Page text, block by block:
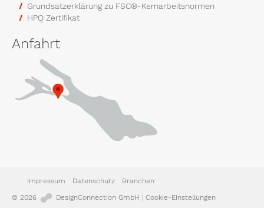
Grundsatzerklärung zu FSC®-Kernarbeitsnormen
HPQ Zertifikat
Anfahrt
Impressum Datenschutz Branchen
© 2026 DesignConnection GmbH | Cookie-Einstellungen